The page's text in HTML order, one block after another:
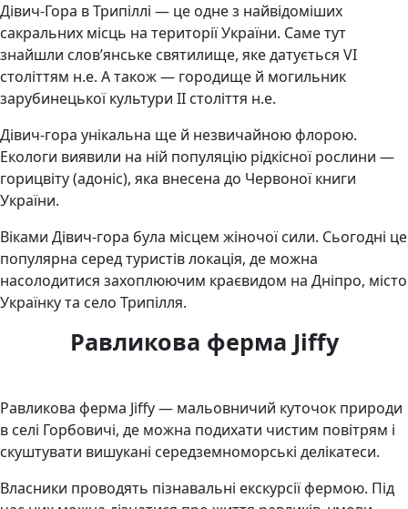
Дівич-Гора в Трипіллі — це одне з найвідоміших
сакральних місць на території України. Саме тут
знайшли слов’янське святилище, яке датується VI
століттям н.е. А також — городище й могильник
зарубинецької культури II століття н.е.
Дівич-гора унікальна ще й незвичайною флорою.
Екологи виявили на ній популяцію рідкісної рослини —
горицвіту (адоніс), яка внесена до Червоної книги
України.
Віками Дівич-гора була місцем жіночої сили. Сьогодні це
популярна серед туристів локація, де можна
насолодитися захоплюючим краєвидом на Дніпро, місто
Українку та село Трипілля.
Равликова ферма Jiffy
Равликова ферма Jiffy — мальовничий куточок природи
в селі Горбовичі, де можна подихати чистим повітрям і
скуштувати вишукані середземноморські делікатеси.
Власники проводять пізнавальні екскурсії фермою. Під